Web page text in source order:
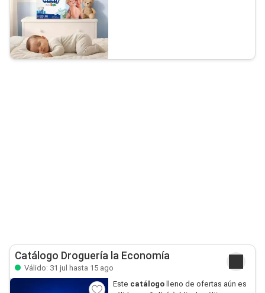
Catálogo Droguería la Economía
Válido: 31 jul hasta 15 ago
Este catálogolleno de ofertas aún es